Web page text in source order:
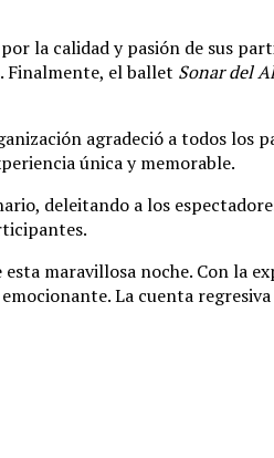
la calidad y pasión de sus
Finalmente, el ballet Sonar del
agradeció a todos los
única y memorable.
deleitando a los
maravillosa noche. Con la
La cuenta